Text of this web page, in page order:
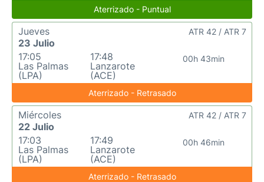
Aterrizado - Puntual
Jueves
23 Julio
17:05
Las Palmas
(LPA)
17:48
Lanzarote
(ACE)
00h 43min
ATR 42 / ATR 7
Aterrizado - Retrasado
Miércoles
22 Julio
17:03
Las Palmas
(LPA)
17:49
Lanzarote
(ACE)
00h 46min
ATR 42 / ATR 7
Aterrizado - Retrasado